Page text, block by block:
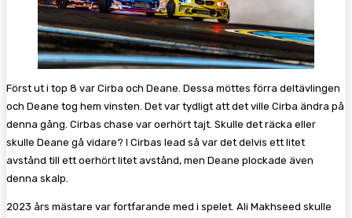
Först ut i top 8 var Cirba och Deane. Dessa möttes förra deltävlingen
och Deane tog hem vinsten. Det var tydligt att det ville Cirba ändra på
denna gång. Cirbas chase var oerhört tajt. Skulle det räcka eller
skulle Deane gå vidare? I Cirbas lead så var det delvis ett litet
avstånd till ett oerhört litet avstånd, men Deane plockade även
denna skalp.
2023 års mästare var fortfarande med i spelet. Ali Makhseed skulle